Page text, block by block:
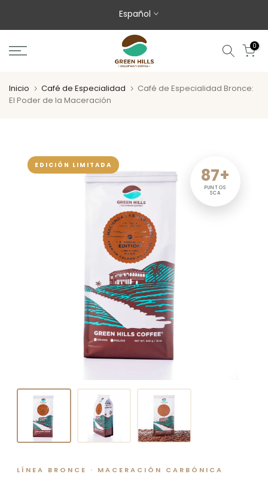
Español
0
Inicio Café de Especialidad
Café de Especialidad Bronce:
El Poder de la Maceración
EDICIÓN LIMITADA 87+
PUNTOS
SCA
LÍNEA BRONCE · MACERACIÓN CARBÓNICA